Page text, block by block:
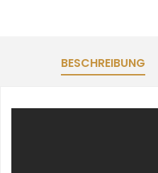
BESCHREIBUNG